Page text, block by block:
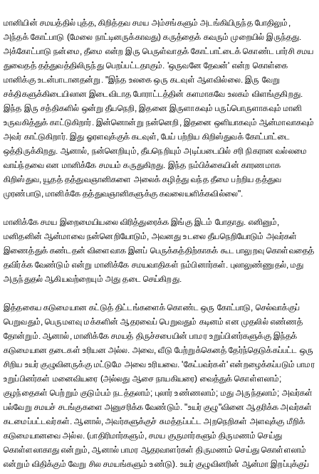
மானியின் சமயத்தில் புத்த, கிறித்தவ சமய அம்சங்களும் அடங்கியிருந்த போதிலும்,
அந்தக் கோட்பாடு (மேலை நாட்டினருக்காவது) கருத்தைக் கவரும் முறையில் இருந்தது.
அக்கோட்பாடு நன்மை, தீமை என்ற இரு பெருள்வாதக் கோட்பாட்டைக் கொண்ட பார்சி சமய
துவைதத் தத்துவத்திலிருந்து பெறப்பட்டதாகும். 'ஒருவனே தேவன்' என்ற கொள்கை
மானிக்கு உடன்பாடானதன்று. "இந்த உலகை ஒரு கடவுள் ஆளவில்லை. இரு வேறு
சக்திகளுக்கிடையிலான இடைவிடாத போராட்டத்தின் களமாகவே உலகம் விளங்குகிறது.
இந்த இரு சத்திகளில் ஒன்று தீயநெறி, இதனை இருளாகவும் பருப்பொருளாகவும் மானி
உருவகித்துக் காட்டுகிறார். இன்னொன்று நன்னெறி, இதனை ஒளியாகவும் ஆன்மாவாகவும்
அவர் காட்டுகிறார். இது ஓரளவுக்குக் கடவுள், பேய் பற்றிய கிறிஸ்துவக் கோட்பாட்டை
ஒத்திருக்கிறது. ஆனால், நன்னெறியும், தீயநெறியும் அடிப்படையில் சரி நிகரான வல்லமை
வாய்ந்தவை என மானிக்கே சமயம் கருதுகிறது. இந்த நம்பிக்கையின் காரணமாக
கிறிஸ்துவ, யூதத் தத்துவஞானிகளை அலைக் கழித்து வந்த தீமை பற்றிய தத்துவ
முரண்பாடு, மானிக்கே தத்துவஞானிகளுக்கு கவலையளிக்கவில்லை".
மானிக்கே சமய இறைமையியலை விரித்துரைக்க இங்கு இடம் போதாது. எனினும்,
மனிதனின் ஆன்மாவை நன்னெறியோடும், அவனது உடலை தீயநெறியோடும் அவர்கள்
இணைத்துக் கண்டதன் விளைவாக இனப் பெருக்கத்திற்காகக் கூட பாலுறவு கொள்வதைத்
தவிர்க்க வேண்டும் என்று மானிக்கே சமயவாதிகள் நம்பினார்கள். புலாலுண்ணுதல், மது
அருந்துதல் ஆகியவற்றையும் அது தடை செய்கிறது.
இத்தகைய கடுமையான கட்டுத் திட்டங்களைக் கொண்ட ஒரு கோட்பாடு, செல்வாக்குப்
பெறுவதும், பெருமளவு மக்களின் ஆதரவைப் பெறுவதும் கடினம் என முதலில் எண்ணத்
தோன்றும். ஆனால், மானிக்கே சமயத் திருச்சபையின் பாமர உறுப்பினர்களுக்கு இந்தக்
கடுமையான தடைகள் உரியன அல்ல. அவை, வீடு பேற்றுக்கெனத் தேர்ந்தெடுக்கப்பட்ட ஒரு
சிறிய உயர் குழுவினருக்கு மட்டுமே அவை உரியவை. 'கேட்பவர்கள்' என்றழைக்கப்படும் பாமர
உறுப்பினர்கள் மனைவியரை (அல்லது ஆசை நாயகியரை) வைத்துக் கொள்ளலாம்;
குழந்தைகள் பெற்றும் குடும்பம் நடத்தலாம்; புலார் உண்ணலாம்; மது அருந்தலாம்; அவர்கள்
பல்வேறு சமயச் சடங்குகளை அனுசரிக்க வேண்டும். "உயர் குழு"வினை ஆதரிக்க அவர்கள்
கடமைப்பட்டவர்கள். ஆனால், அவர்களுக்குச் சுமத்தப்பட்ட அறநெறிகள் அளவுக்கு மீறிக்
கடுமையானவை அல்ல. (பாதிரிமார்களும், சமய குருமார்களும் திருமணம் செய்து
கொள்ளலாகாது என்றும், ஆனால் பாமர ஆதரவாளர்கள் திருமணம் செய்து கொள்ளலாம்
என்றும் விதிக்கும் வேறு சில சமயங்களும் உண்டு). உயர் குழுவினரின் ஆன்மா இறப்புக்குப்